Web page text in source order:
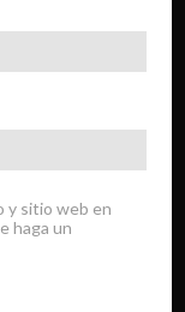
y sitio web en
haga un